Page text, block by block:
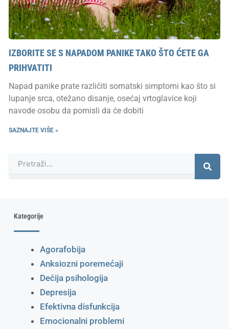
IZBORITE SE S NAPADOM PANIKE TAKO ŠTO ĆETE GA
PRIHVATITI
Napad panike prate različiti somatski simptomi kao što si
lupanje srca, otežano disanje, osećaj vrtoglavice koji
navode osobu da pomisli da će dobiti
SAZNAJTE VIŠE »
Kategorije
Agorafobija
Anksiozni poremećaji
Dečija psihologija
Depresija
Efektivna disfunkcija
Emocionalni problemi